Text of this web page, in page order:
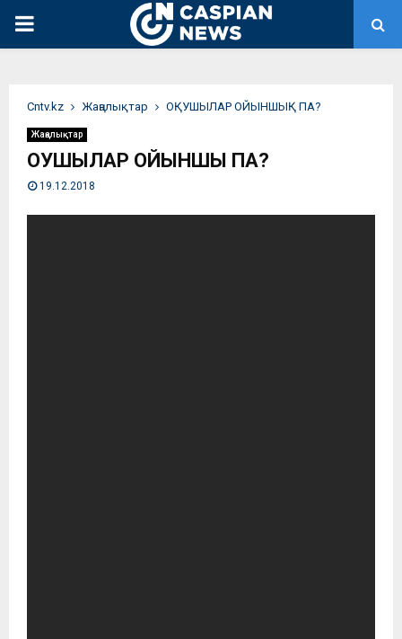
PRIMARY
Сntv.kz Жаңалықтар ОҚУШЫЛАР ОЙЫНШЫҚ ПА?
Жаңалықтар
ОҚУШЫЛАР ОЙЫНШЫҚ ПА?
19.12.2018